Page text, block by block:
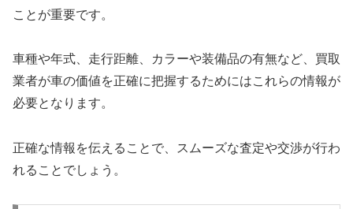
ことが重要です。
車種や年式、走行距離、カラーや装備品の有無など、買取
業者が車の価値を正確に把握するためにはこれらの情報が
必要となります。
正確な情報を伝えることで、スムーズな査定や交渉が行わ
れることでしょう。